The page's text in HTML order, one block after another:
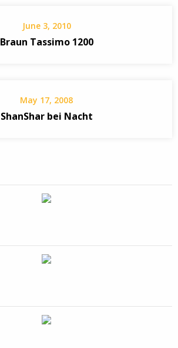
June 3, 2010
Braun Tassimo 1200
May 17, 2008
ShanShar bei Nacht